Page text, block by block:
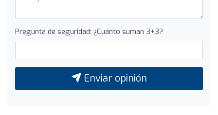
Pregunta de seguridad: ¿Cuánto suman 3+3?
Enviar opinión